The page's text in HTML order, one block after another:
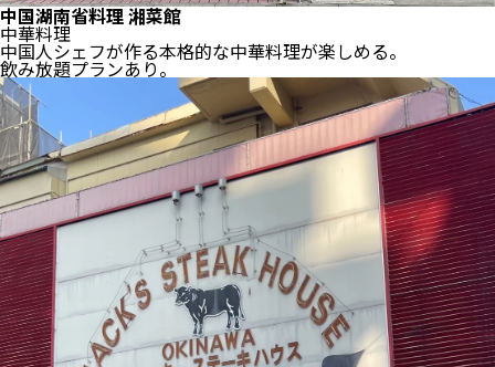
中国湖南省料理 湘菜館
中華料理
中国人シェフが作る本格的な中華料理が楽しめる。
飲み放題プランあり。